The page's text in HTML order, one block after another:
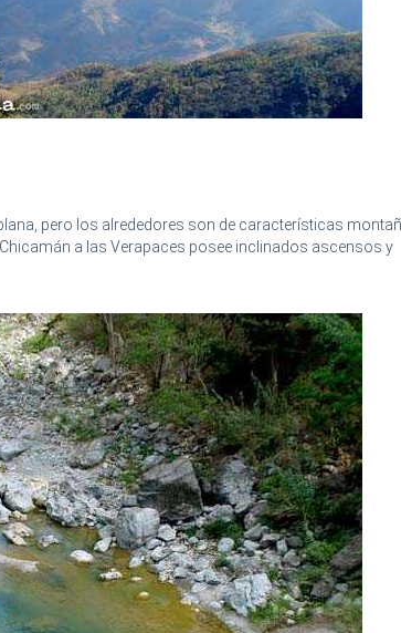
pero los alrededores son de características
a las Verapaces posee inclinados ascensos y